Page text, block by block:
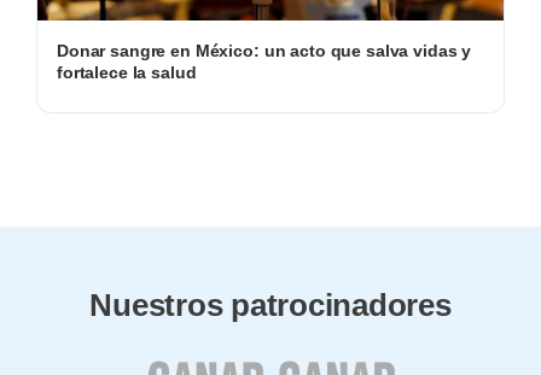
Donar sangre en México: un acto que salva vidas y
fortalece la salud
Nuestros patrocinadores